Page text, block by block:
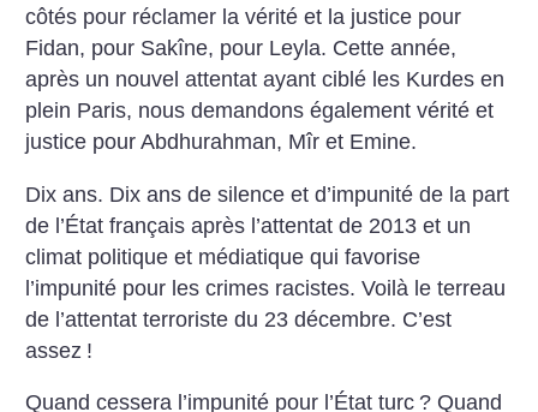
côtés pour réclamer la vérité et la justice pour
Fidan, pour Sakîne, pour Leyla. Cette année,
après un nouvel attentat ayant ciblé les Kurdes en
plein Paris, nous demandons également vérité et
justice pour Abdhurahman, Mîr et Emine.
Dix ans. Dix ans de silence et d’impunité de la part
de l’État français après l’attentat de 2013 et un
climat politique et médiatique qui favorise
l’impunité pour les crimes racistes. Voilà le terreau
de l’attentat terroriste du 23 décembre. C’est
assez !
Quand cessera l’impunité pour l’État turc ? Quand